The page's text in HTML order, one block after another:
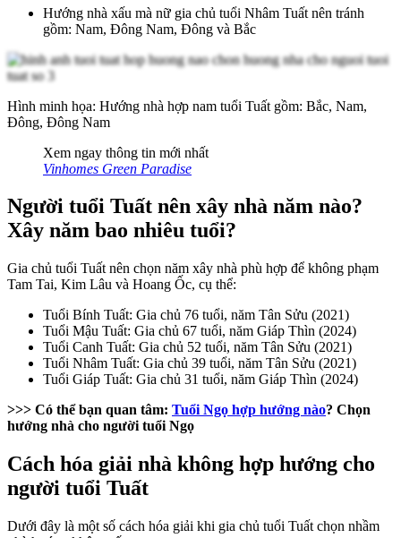
Hướng nhà xấu mà nữ gia chủ tuổi Nhâm Tuất nên tránh
gồm: Nam, Đông Nam, Đông và Bắc
Hình minh họa: Hướng nhà hợp nam tuổi Tuất gồm: Bắc, Nam,
Đông, Đông Nam
Xem ngay thông tin mới nhất
Vinhomes Green Paradise
Người tuổi Tuất nên xây nhà năm nào?
Xây năm bao nhiêu tuổi?
Gia chủ tuổi Tuất nên chọn năm xây nhà phù hợp để không phạm
Tam Tai, Kim Lâu và Hoang Ốc, cụ thể:
Tuổi Bính Tuất: Gia chủ 76 tuổi, năm Tân Sửu (2021)
Tuổi Mậu Tuất: Gia chủ 67 tuổi, năm Giáp Thìn (2024)
Tuổi Canh Tuất: Gia chủ 52 tuổi, năm Tân Sửu (2021)
Tuổi Nhâm Tuất: Gia chủ 39 tuổi, năm Tân Sửu (2021)
Tuổi Giáp Tuất: Gia chủ 31 tuổi, năm Giáp Thìn (2024)
>>> Có thể bạn quan tâm: Tuổi Ngọ hợp hướng nào? Chọn
hướng nhà cho người tuổi Ngọ
Cách hóa giải nhà không hợp hướng cho
người tuổi Tuất
Dưới đây là một số cách hóa giải khi gia chủ tuổi Tuất chọn nhầm